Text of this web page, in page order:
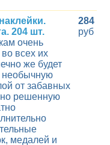
204 шт.
очень
всех их
же будет
необычную
от забавных
решенную
медалей и
284
руб